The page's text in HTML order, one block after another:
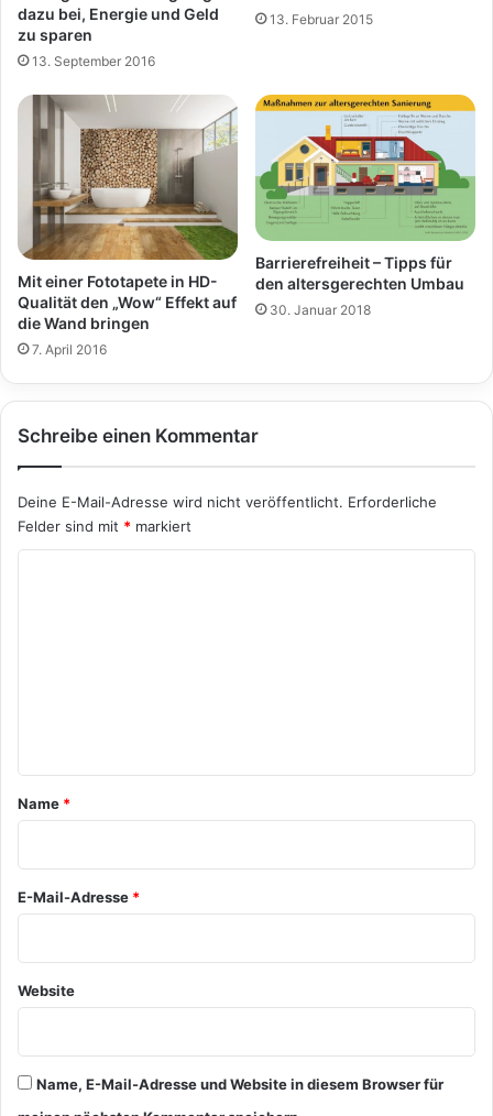
dazu bei, Energie und Geld
zu sparen
13. September 2016
13. Februar 2015
Mit einer Fototapete in HD-
Qualität den „Wow“ Effekt auf
die Wand bringen
7. April 2016
Barrierefreiheit – Tipps für
den altersgerechten Umbau
30. Januar 2018
Schreibe einen Kommentar
Deine E-Mail-Adresse wird nicht veröffentlicht. Erforderliche
Felder sind mit * markiert
a
r
*
Name *
E-Mail-Adresse *
Website
Name, E-Mail-Adresse und Website in diesem Browser für